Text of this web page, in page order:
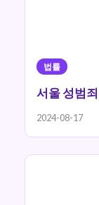
법률
서울 성범
2024-08-17